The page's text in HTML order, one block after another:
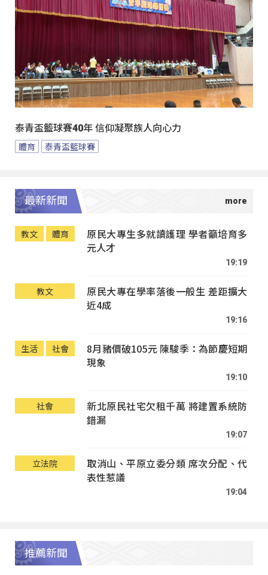
泰青盃籃球賽40年 信仰凝聚族人向心力
體育 泰青盃籃球賽
最新新聞
教文 體育
原民大專生多就讀護理 學者籲培育多
元人才
19:19
教文
原民大專在學率落後一般生 差距擴大
近4成
19:16
生活 社會
8月豬價破105元 陳駿季：為節慶短期
現象
19:10
社會
新北原民社宅欠租千萬 將建置系統防
錯漏
19:07
立法院
取消山、平原立委分類 席次分配、代
表性惹議
19:04
推薦新聞